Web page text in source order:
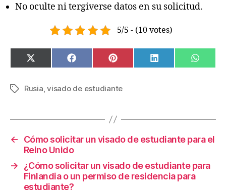
No oculte ni tergiverse datos en su solicitud.
5/5 - (10 votes)
SHARE
ON
X
(
W
I
R
SHARE
ON
F
A
E
B
SHARE
ON
P
I
T
E
S
T
SHARE
ON
L
I
SHARE
ON
W
H
TagsRusia ,visado de estudiante
←
Cómo solicitar un visado de estudiante para el
Reino Unido
→
¿Cómo solicitar un visado de estudiante para
Finlandia o un permiso de residencia para
estudiante?